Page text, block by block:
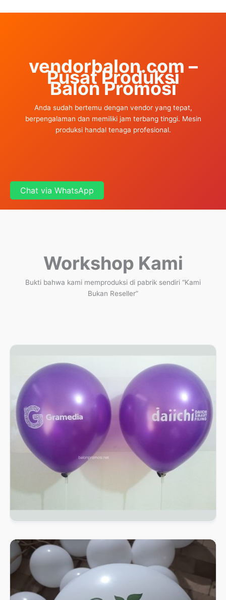
vendorbalon.com –
Pusat Produksi
Balon Promosi
Anda sudah bertemu dengan vendor yang tepat,
berpengalaman dan memiliki jam terbang tinggi. Mesin
produksi handal tenaga profesional.
Chat via WhatsApp
Workshop Kami
Bukti bahwa kami memproduksi di pabrik sendiri “Kami
Bukan Reseller”